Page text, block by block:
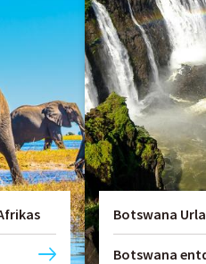
Botswana
Botswana